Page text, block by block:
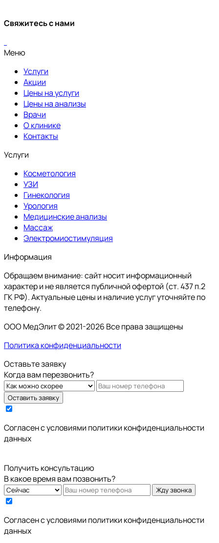
Свяжитесь с нами
Меню
Услуги
Акции
Цены на услуги
Цены на анализы
Врачи
О клинике
Контакты
Услуги
Косметология
УЗИ
Гинекология
Урология
Медицинские анализы
Массаж
Электромиостимуляция
Информация
Обращаем внимание: сайт носит информационный
характер и не является публичной офертой (ст. 437 п.2
ГК РФ). Актуальные цены и наличие услуг уточняйте по
телефону.
ООО МедЭлит © 2021-2026 Все права защищены
Политика конфиденциальности
Оставьте заявку
Когда вам перезвонить?
Оставить заявку
Cогласен с условиями политики конфиденциальности
данных
Получить консультацию
В какое время вам позвонить?
Жду звонка
Cогласен с условиями политики конфиденциальности
данных